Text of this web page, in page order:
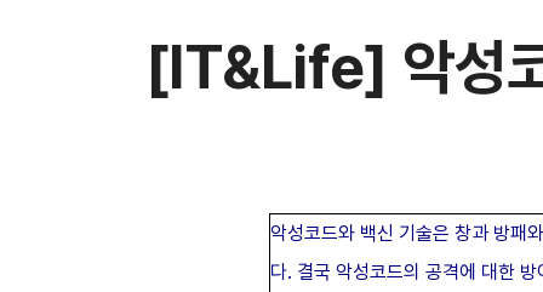
[IT&Life] 악성
악성코드와 백신 기술은 창과 방패
다. 결국 악성코드의 공격에 대한